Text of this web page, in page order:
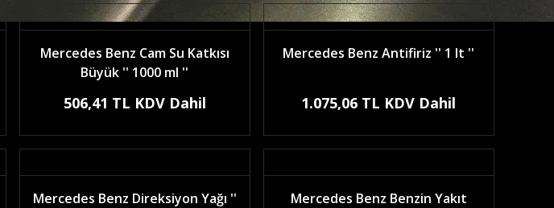
Mercedes Benz Cam Su Katkısı
Büyük '' 1000 ml ''
506,41 TL KDV Dahil
Mercedes Benz Antifiriz '' 1 lt ''
1.075,06 TL KDV Dahil
Mercedes Benz Direksiyon Yağı ''
Mercedes Benz Benzin Yakıt